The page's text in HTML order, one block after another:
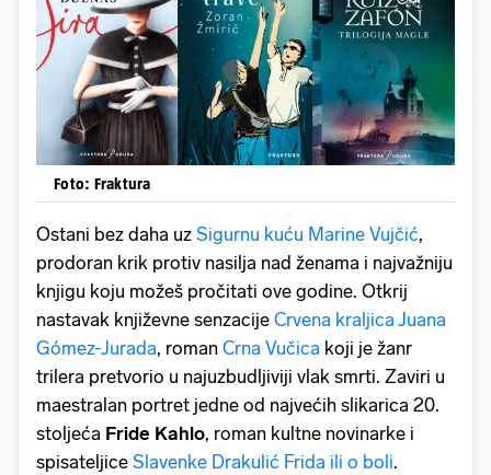
Foto: Fraktura
Ostani bez daha uz Sigurnu kuću Marine Vujčić,
prodoran krik protiv nasilja nad ženama i najvažniju
knjigu koju možeš pročitati ove godine. Otkrij
nastavak književne senzacije Crvena kraljica Juana
Gómez-Jurada, roman Crna Vučica koji je žanr
trilera pretvorio u najuzbudljiviji vlak smrti. Zaviri u
maestralan portret jedne od najvećih slikarica 20.
stoljeća Fride Kahlo, roman kultne novinarke i
spisateljice Slavenke Drakulić Frida ili o boli.